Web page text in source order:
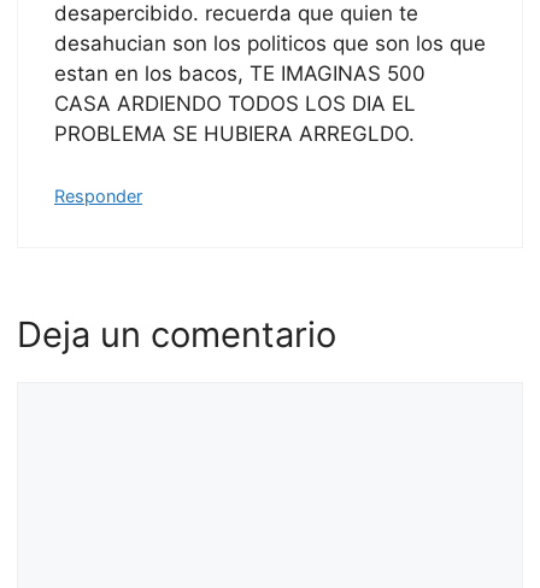
desapercibido. recuerda que quien te
desahucian son los politicos que son los que
estan en los bacos, TE IMAGINAS 500
CASA ARDIENDO TODOS LOS DIA EL
PROBLEMA SE HUBIERA ARREGLDO.
Responder
Deja un comentario